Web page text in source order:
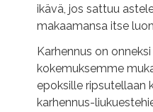
ikävä, jos sattuu
makaamansa itse
Karhennus on
kokemuksemme
epoksille ripsutellaan
karhennus-